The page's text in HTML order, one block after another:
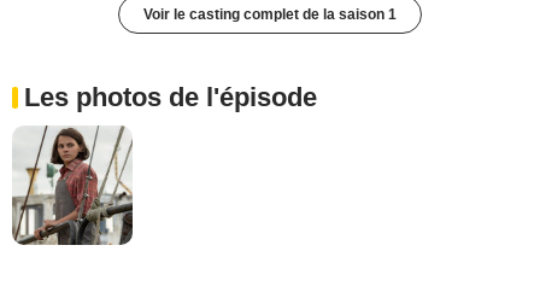
Voir le casting complet de la saison 1
Les photos de l'épisode